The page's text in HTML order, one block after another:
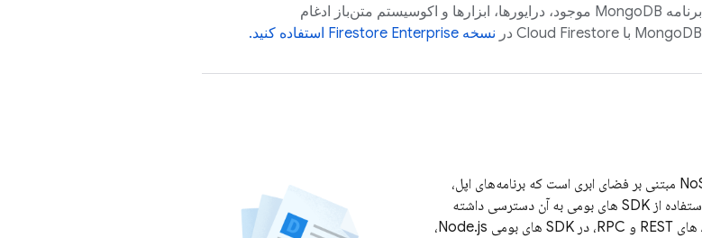
برنامه MongoDB موجود، درایورها، ابزارها و اکوسیستم متن‌باز ادغام
MongoDB با
Cloud Firestore در نسخه Firestore Enterprise استفاده کنید.
یک پایگاه داده NoSQL مبتنی بر فضای ابری است که برنامه‌های اپل،
اندروید و وب شما می‌توانند مستقیماً با استفاده از SDK های بومی به آن دسترسی داشته
علاوه بر API های REST و RPC، در SDK های بومی Node.js،